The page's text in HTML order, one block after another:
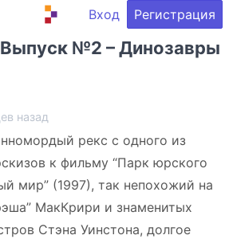
Вход Регистрация
№2 – Динозавры
назад
рекс с одного из
к фильму “Парк юрского
мир” (1997), так непохожий на
МакКрири и знаменитых
Стэна Уинстона, долгое